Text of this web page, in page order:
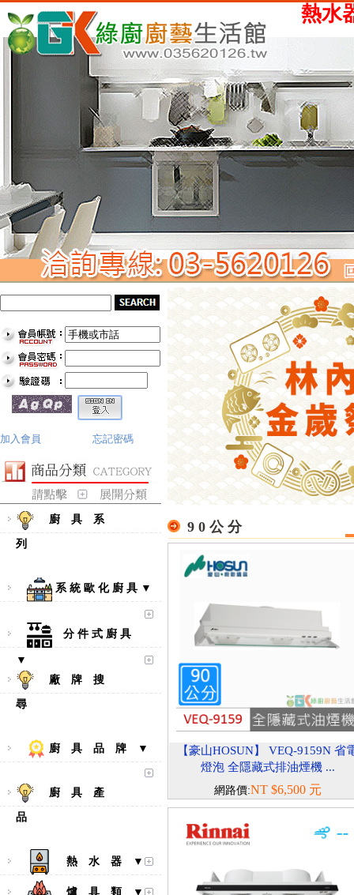
熱水器、瓦斯爐
加入會員 忘記密碼
廚 具 系
列
系 統 歐 化 廚 具 ▼
分 件 式 廚 具
▼
廠 牌 搜
尋
廚 具 品 牌 ▼
廚 具 產
品
熱 水 器 ▼
爐 具 類 ▼
9 0 公 分
【豪山HOSUN】 VEQ-9159N 省
燈泡 全隱藏式排油煙機 ...
網路價:NT $6,500 元